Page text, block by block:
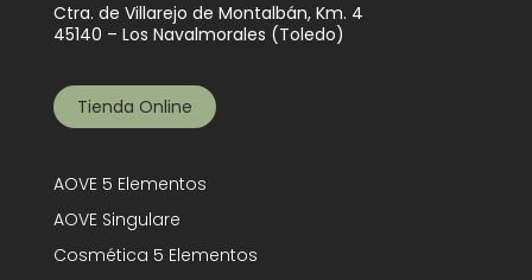
Ctra. de Villarejo de Montalbán, Km. 4
45140 – Los Navalmorales (Toledo)
Tienda Online
AOVE 5 Elementos
AOVE Singulare
Cosmética 5 Elementos